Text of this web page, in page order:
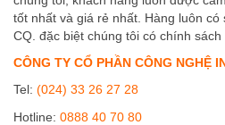
tốt nhất và giá rẻ nhất. Hàng luôn
CQ. đặc biệt chúng tôi có chính
CÔNG TY CỔ PHẦN CÔNG NGHỆ
Tel: (024) 33 26 27 28
Hotline: 0888 40 70 80